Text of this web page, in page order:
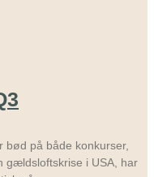
på både konkurser,
gældsloftskrise i USA, har